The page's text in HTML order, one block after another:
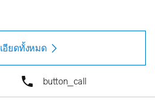
อียดทั้งหมด
button_call